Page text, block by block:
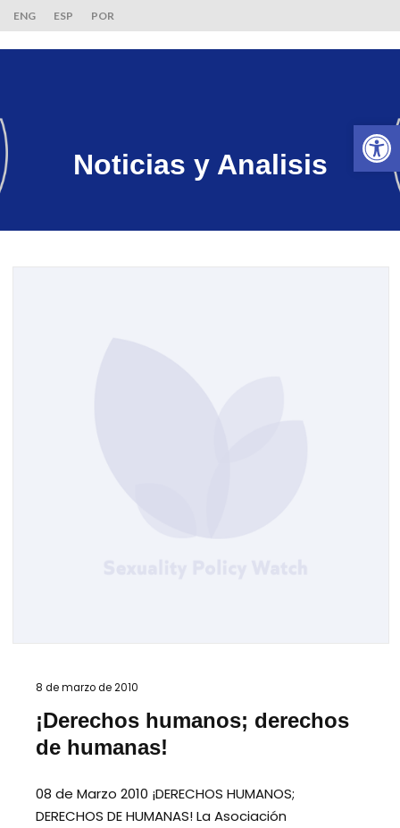
ENG ESP POR
Noticias y Analisis
8 de marzo de 2010
¡Derechos humanos; derechos
de humanas!
08 de Marzo 2010 ¡DERECHOS HUMANOS;
DERECHOS DE HUMANAS! La Asociación